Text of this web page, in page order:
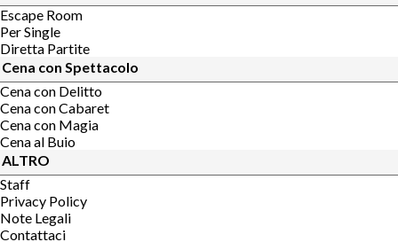
Escape Room
Per Single
Diretta Partite
Cena con Spettacolo
Cena con Delitto
Cena con Cabaret
Cena con Magia
Cena al Buio
ALTRO
Staff
Privacy Policy
Note Legali
Contattaci